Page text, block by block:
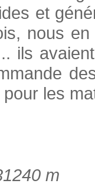
et
nous
ils
les
m